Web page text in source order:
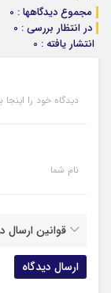
مجموع دیدگاهها : 0
در انتظار بررسی : 0
انتشار یافته : 0
دیدگاه خود را اینجا
نام شما
قوانین ارسال